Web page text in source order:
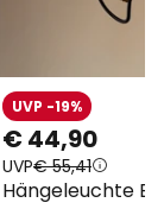
€ 44,90
UVP€ 55,41
UVP -19%
Hängeleuchte